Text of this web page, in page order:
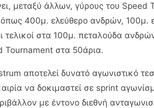
μεταξύ άλλων, γύρους του Speed
400μ. ελεύθερο ανδρών,
τελικοί στα 100μ. πεταλούδα
Tournament στα 50άρια.
αποτελεί δυνατό αγωνιστικό
να δοκιμαστεί σε sprint
με έντονο διεθνή